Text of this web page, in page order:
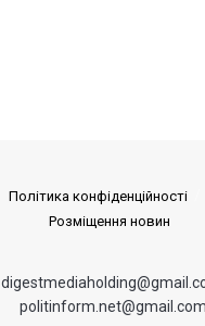
Політика конфіденційності
Розміщення новин
politinform.net@gmail.com